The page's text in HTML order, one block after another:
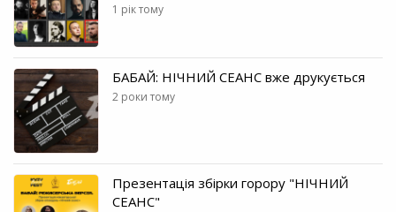
1 рік тому
БАБАЙ: НІЧНИЙ СЕАНС вже друкується
2 роки тому
Презентація збірки горору "НІЧНИЙ
СЕАНС"